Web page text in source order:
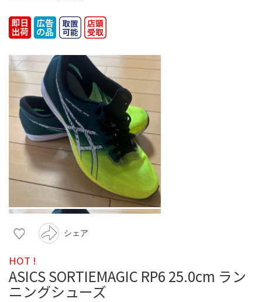
シェア
HOT !
ASICS SORTIEMAGIC RP6 25.0cm ラン
ニングシューズ